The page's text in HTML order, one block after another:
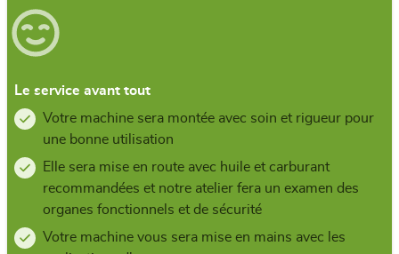
Le service avant tout
Votre machine sera montée avec soin et rigueur pour
une bonne utilisation
Elle sera mise en route avec huile et carburant
recommandées et notre atelier fera un examen des
organes fonctionnels et de sécurité
Votre machine vous sera mise en mains avec les